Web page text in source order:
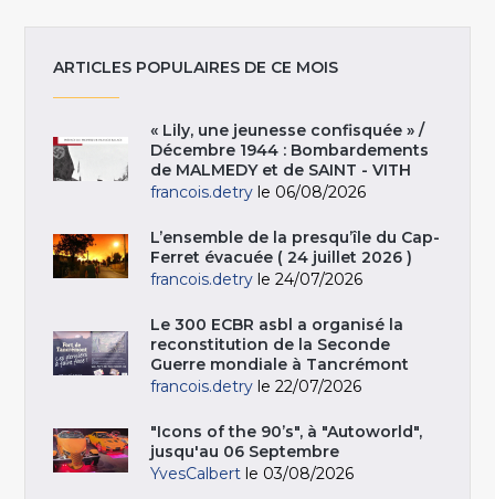
ARTICLES POPULAIRES DE CE MOIS
« Lily, une jeunesse confisquée » /
Décembre 1944 : Bombardements
de MALMEDY et de SAINT - VITH
francois.detry le 06/08/2026
L’ensemble de la presqu’île du Cap-
Ferret évacuée ( 24 juillet 2026 )
francois.detry le 24/07/2026
Le 300 ECBR asbl a organisé la
reconstitution de la Seconde
Guerre mondiale à Tancrémont
francois.detry le 22/07/2026
"Icons of the 90’s", à "Autoworld",
jusqu'au 06 Septembre
YvesCalbert le 03/08/2026